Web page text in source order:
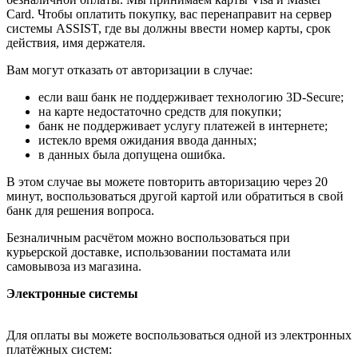
Card. Чтобы оплатить покупку, вас перенаправит на сервер
системы ASSIST, где вы должны ввести номер карты, срок
действия, имя держателя.
Вам могут отказать от авторизации в случае:
если ваш банк не поддерживает технологию 3D-Secure;
на карте недостаточно средств для покупки;
банк не поддерживает услугу платежей в интернете;
истекло время ожидания ввода данных;
в данных была допущена ошибка.
В этом случае вы можете повторить авторизацию через 20
минут, воспользоваться другой картой или обратиться в свой
банк для решения вопроса.
Безналичным расчётом можно воспользоваться при
курьерской доставке, использовании постамата или
самовывоза из магазина.
Электронные системы
Для оплаты вы можете воспользоваться одной из электронных
платёжных систем: